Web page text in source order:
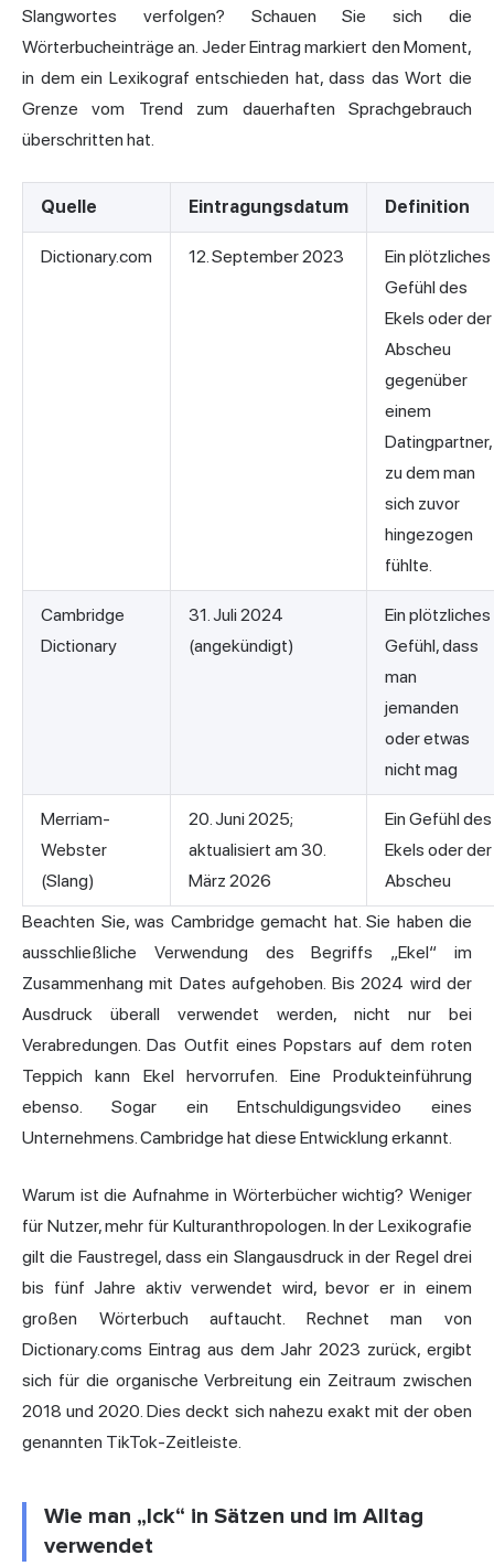
Slangwortes verfolgen? Schauen Sie sich die
Wörterbucheinträge an. Jeder Eintrag markiert den Moment,
in dem ein Lexikograf entschieden hat, dass das Wort die
Grenze vom Trend zum dauerhaften Sprachgebrauch
überschritten hat.
Quelle Eintragungsdatum Definition
Dictionary.com 12. September 2023
Ein plötzliches
Gefühl des
Ekels oder der
Abscheu
gegenüber
einem
Datingpartner,
zu dem man
sich zuvor
hingezogen
fühlte.
Cambridge
Dictionary
31. Juli 2024
(angekündigt)
Ein plötzliches
Gefühl, dass
man
jemanden
oder etwas
nicht mag
Merriam-
Webster
(Slang)
20. Juni 2025;
aktualisiert am 30.
März 2026
Ein Gefühl des
Ekels oder der
Abscheu
Beachten Sie, was Cambridge gemacht hat. Sie haben die
ausschließliche Verwendung des Begriffs „Ekel“ im
Zusammenhang mit Dates aufgehoben. Bis 2024 wird der
Ausdruck überall verwendet werden, nicht nur bei
Verabredungen. Das Outfit eines Popstars auf dem roten
Teppich kann Ekel hervorrufen. Eine Produkteinführung
ebenso. Sogar ein Entschuldigungsvideo eines
Unternehmens. Cambridge hat diese Entwicklung erkannt.
Warum ist die Aufnahme in Wörterbücher wichtig? Weniger
für Nutzer, mehr für Kulturanthropologen. In der Lexikografie
gilt die Faustregel, dass ein Slangausdruck in der Regel drei
bis fünf Jahre aktiv verwendet wird, bevor er in einem
großen Wörterbuch auftaucht. Rechnet man von
Dictionary.coms Eintrag aus dem Jahr 2023 zurück, ergibt
sich für die organische Verbreitung ein Zeitraum zwischen
2018 und 2020. Dies deckt sich nahezu exakt mit der oben
genannten TikTok-Zeitleiste.
Wie man „Ick“ in Sätzen und im Alltag
verwendet